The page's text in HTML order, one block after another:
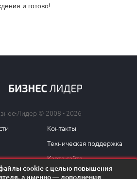
и готово!
Лидер © 2008 - 2026
Контакты
Техническая поддержка
Карта сайта
файлы cookie с целью повышения
а именно — дополнения